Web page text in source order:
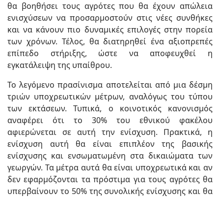
θα βοηθήσει τους αγρότες που θα έχουν απώλεια
ενισχύσεων να προσαρμοστούν στις νέες συνθήκες
και να κάνουν πιο δυναμικές επιλογές στην πορεία
των χρόνων. Τέλος, θα διατηρηθεί ένα αξιοπρεπές
επίπεδο στήριξης, ώστε να αποφευχθεί η
εγκατάλειψη της υπαίθρου.
Το λεγόμενο πρασίνισμα αποτελείται από μια δέσμη
τριών υποχρεωτικών μέτρων, αναλόγως του τύπου
των εκτάσεων. Τυπικά, ο κοινοτικός κανονισμός
αναφέρει ότι το 30% του εθνικού φακέλου
αφιερώνεται σε αυτή την ενίσχυση. Πρακτικά, η
ενίσχυση αυτή θα είναι επιπλέον της βασικής
ενίσχυσης και ενσωματωμένη στα δικαιώματα των
γεωργών. Τα μέτρα αυτά θα είναι υποχρεωτικά και αν
δεν εφαρμόζονται τα πρόστιμα για τους αγρότες θα
υπερβαίνουν το 50% της συνολικής ενίσχυσης και θα